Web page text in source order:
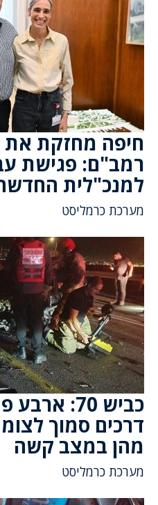
חיפה מחזקת
רמב"ם: פגישת
למנכ"לית
מערכת כרמליסט
כביש 70:
דרכים סמוך
מהן במצב קשה
מערכת כרמליסט